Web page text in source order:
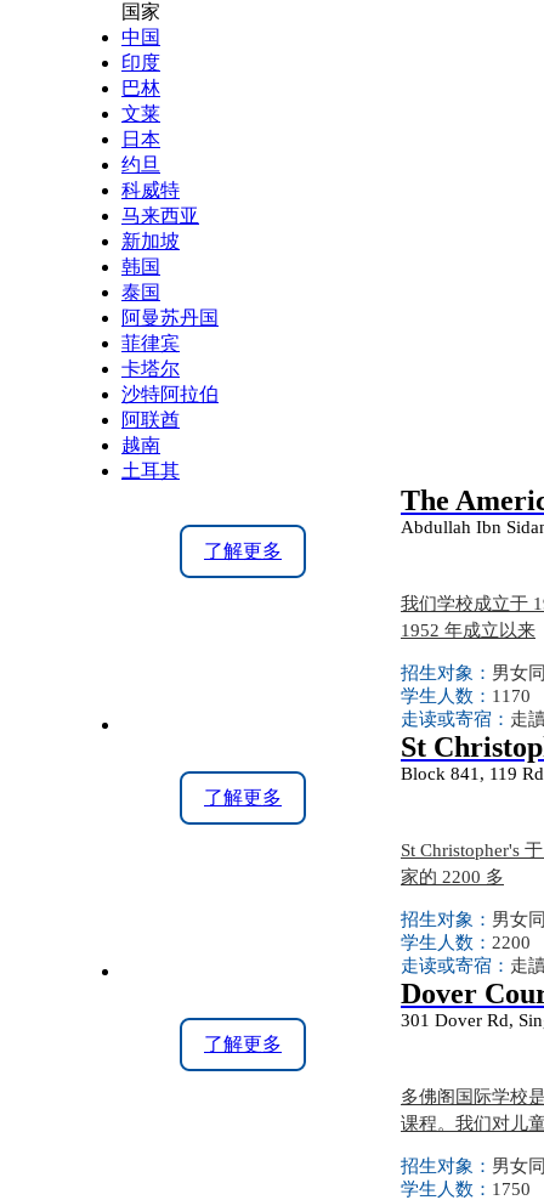
国家
中国
印度
巴林
文莱
日本
约旦
科威特
马来西亚
新加坡
韩国
泰国
阿曼苏丹国
菲律宾
卡塔尔
沙特阿拉伯
阿联酋
越南
土耳其
了解更多
The
Abdullah Ibn
我们学校成立于
1952 年成立以来
招生对象： 男女
学生人数： 1170
走读或寄宿： 走
了解更多
St
Block 841, 119
St Christopher's
家的 2200 多
招生对象： 男女
学生人数： 2200
走读或寄宿： 走
了解更多
Dover
301 Dover Rd,
多佛阁国际学校
课程。我们对儿
招生对象： 男女
学生人数： 1750